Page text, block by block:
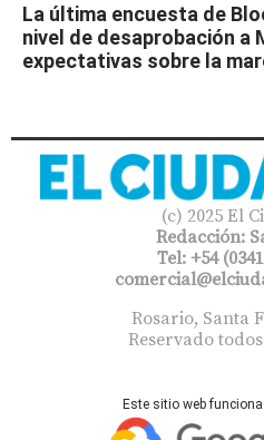
La última encuesta de
nivel de desaprobación a
expectativas sobre la
(c) 2025 El
Redacción:
Tel: +54
Rosario, Santa
Reservado
Este sitio web